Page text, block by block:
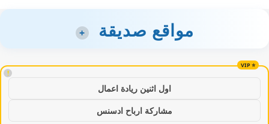
مواقع صديقة +
!
اول اثنين ريادة اعمال
مشاركة ارباح ادسنس